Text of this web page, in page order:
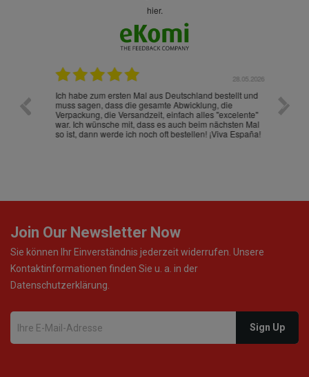
hier.
28.05.2026
Ich habe zum ersten Mal aus Deutschland bestellt und
muss sagen, dass die gesamte Abwicklung, die
Verpackung, die Versandzeit, einfach alles "excelente"
war. Ich wünsche mit, dass es auch beim nächsten Mal
so ist, dann werde ich noch oft bestellen! ¡Viva España!
Die
gut
ist
Join Our Newsletter Now
Sie können Ihr Einverständnis jederzeit widerrufen. Unsere
Kontaktinformationen finden Sie u. a. in der
Datenschutzerklärung.